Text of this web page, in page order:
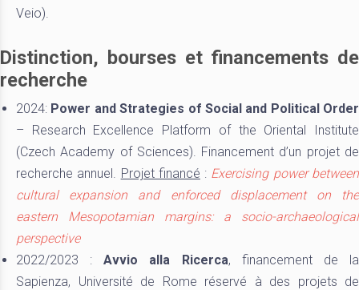
Veio).
Distinction, bourses et financements de
recherche
2024: Power and Strategies of Social and Political Order
– Research Excellence Platform of the Oriental Institute
(Czech Academy of Sciences). Financement d’un projet de
recherche annuel. Projet financé : Exercising power between
cultural expansion and enforced displacement on the
eastern Mesopotamian margins: a socio-archaeological
perspective
2022/2023 : Avvio alla Ricerca, financement de la
Sapienza, Université de Rome réservé à des projets de